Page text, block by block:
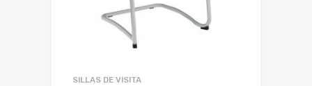
SILLAS DE VISITA